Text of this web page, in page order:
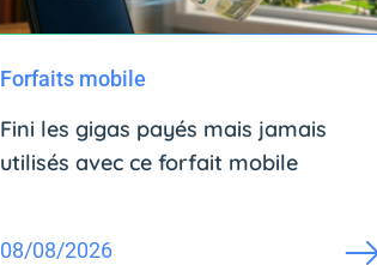
Forfaits mobile
Fini les gigas payés mais jamais
utilisés avec ce forfait mobile
08/08/2026